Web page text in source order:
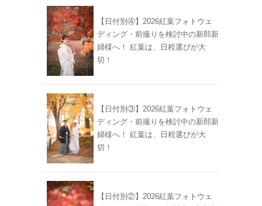
【日付別④】2026紅葉フォトウェ
ディング・前撮りを検討中の新郎新
婦様へ！ 紅葉は、日程選びが大
切！
【日付別③】2026紅葉フォトウェ
ディング・前撮りを検討中の新郎新
婦様へ！ 紅葉は、日程選びが大
切！
【日付別②】2026紅葉フォトウェ